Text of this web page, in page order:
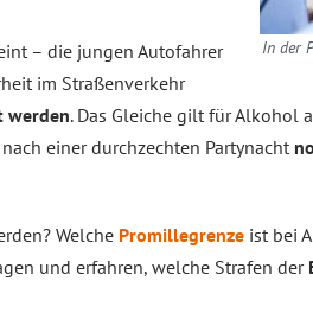
In der
– die jungen Autofahrer
im Straßenverkehr
werden. Das Gleiche gilt für Alkohol
einer durchzechten Partynacht
Welche Promillegrenze ist bei
und erfahren, welche Strafen der